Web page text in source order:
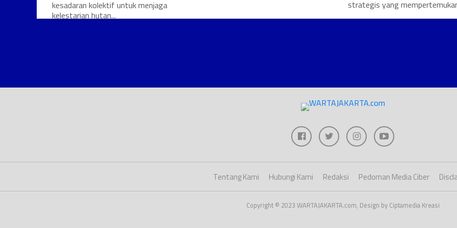
kesadaran kolektif untuk menjaga
kelestarian hutan...
strategis yang
Tentang Kami Hubungi Kami Redaksi Pedoman Media Ciber
Copyright © 2023 WARTAJAKARTA.com, Design by Ciptamedia Kreasi